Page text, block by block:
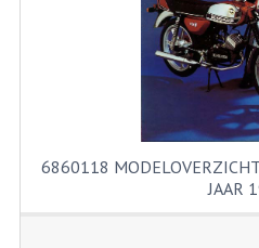
SERVICE EN
REVISIE
REVISIE
6860118
JAAR